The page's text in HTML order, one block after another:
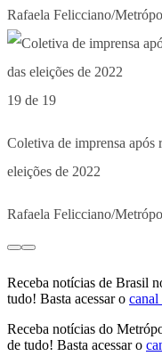
Rafaela Felicciano/
19 de 19
Coletiva de imprensa após
eleições de 2022
Rafaela Felicciano/
Receba notícias de Brasil
tudo! Basta acessar o
Receba notícias do
de tudo! Basta acessar o